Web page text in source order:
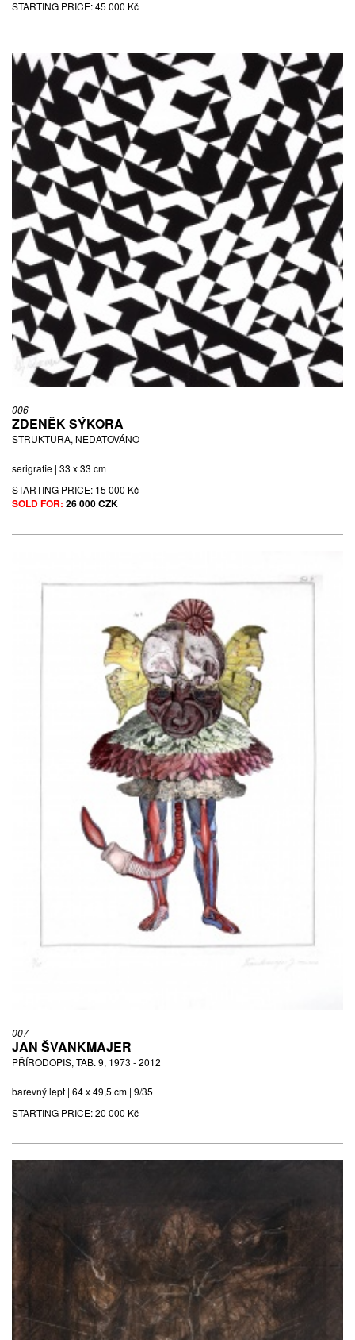
STARTING PRICE:45 000 Kč
006
ZDENĚK SÝKORA
STRUKTURA, NEDATOVÁNO
serigrafie | 33 x 33 cm
STARTING PRICE: 15 000 Kč
SOLD FOR: 26 000 CZK
007
JAN ŠVANKMAJER
PŘÍRODOPIS, TAB. 9, 1973 - 2012
barevný lept | 64 x 49,5 cm | 9/35
STARTING PRICE:20 000 Kč